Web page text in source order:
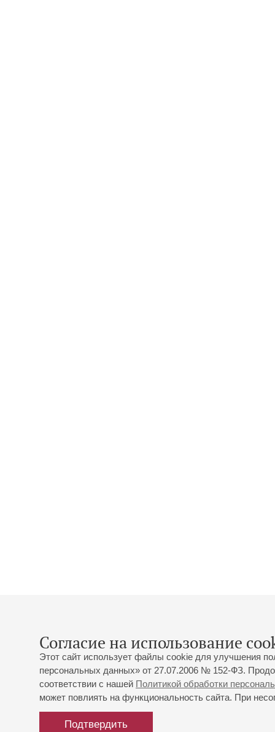
Согласие на использование
Этот сайт использует файлы cookie для улучшения
персональных данных» от 27.07.2006 № 152-ФЗ.
соответствии с нашей Политикой обработки
может повлиять на функциональность сайта. При
Подтвердить